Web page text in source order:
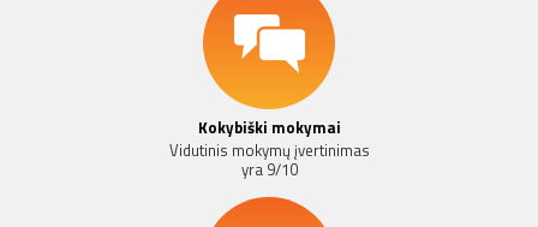
Kokybiški mokymai
Vidutinis mokymų įvertinimas
yra 9/10